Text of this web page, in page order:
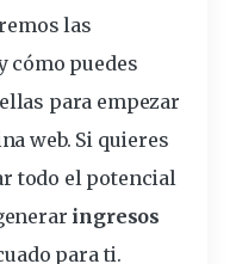
las
cómo puedes
para empezar
web. Si quieres
todo el potencial
ingresos
para ti.